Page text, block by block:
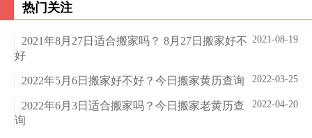
热门关注
2021-08-19
2021年8月27日适合搬家吗？ 8月27日搬家好不
好
2022-03-25
2022年5月6日搬家好不好？今日搬家黄历查询
2022-04-20
2022年6月3日适合搬家吗？今日搬家老黄历查
询